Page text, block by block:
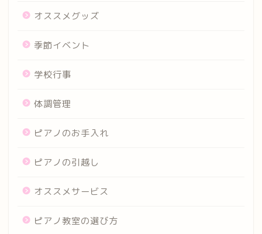
オススメグッズ
季節イベント
学校行事
体調管理
ピアノのお手入れ
ピアノの引越し
オススメサービス
ピアノ教室の選び方